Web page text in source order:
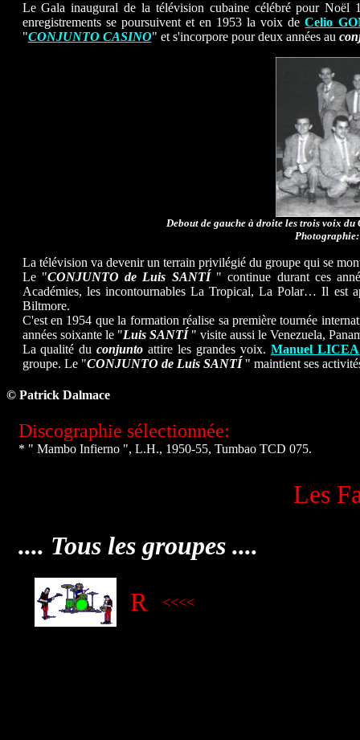
Le Gala inaugural de la télévision cubaine célébré pour Noël
enregistrements se poursuivent et en 1953 la voix deCelio
"CONJUNTO CASINO" et s'incorpore pour deux années au
Debout de gauche à droite les trois voix
La télévision va devenir un terrain privilégié du groupe qui se
Le "CONJUNTO de Luis SANTÍ" continue durant ces
Académies, les incontournables La Tropical, La Polar… Il est
Biltmore.
C'est en 1954 que la formation réalise sa première tournée
années soixante le "Luis SANTÍ" visite aussi le Venezuela,
La qualité duconjunto attire les grandes voix.Manuel LICEA
groupe. Le "CONJUNTO de Luis SANTÍ" maintient ses
© Patrick Dalmace
Discographie sélectionnée:
* " Mambo Infierno ", L.H., 1950-55, Tumbao TCD 075.
Les
.... Tous les groupes ....
R
<<<<